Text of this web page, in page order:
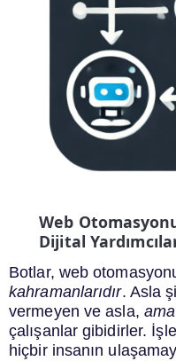
Web
Dijital
Botlar, web
kahramanlarıdır. Asla
vermeyen ve asla,
çalışanlar gibidirler.
hiçbir insanın